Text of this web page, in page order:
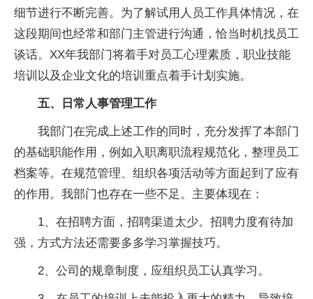
细节进行不断完善。为了解试用人员工作具体情况，在
这段期间也经常和部门主管进行沟通，恰当时机找员工
谈话。XX年我部门将着手对员工心理素质，职业技能
培训以及企业文化的培训重点着手计划实施。
五、日常人事管理工作
我部门在完成上述工作的同时，充分发挥了本部门
的基础职能作用，例如入职离职流程规范化，整理员工
档案等。在规范管理、组织各项活动等方面起到了应有
的作用。我部门也存在一些不足。主要体现在：
1、在招聘方面，招聘渠道太少。招聘力度有待加
强，方式方法还需要多多学习掌握技巧。
2、公司的规章制度，应组织员工认真学习。